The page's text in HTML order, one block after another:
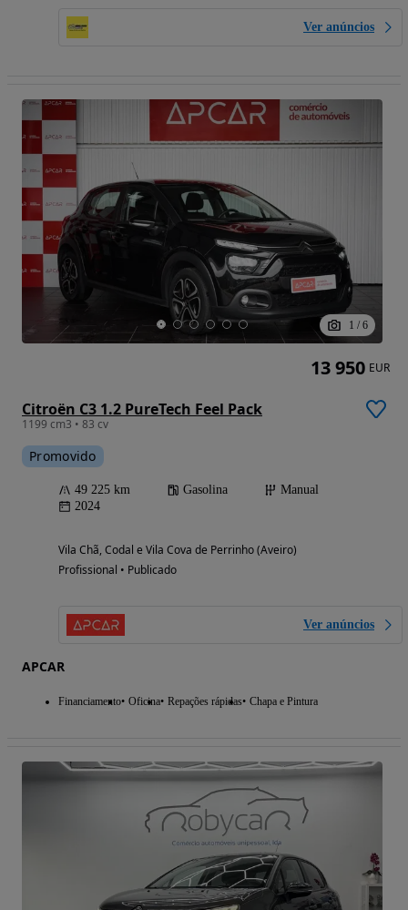
Ver anúncios
1 / 6
Citroën C3 1.2 PureTech Feel Pack
1199 cm3 • 83 cv
Promovido
49 225 km Gasolina
Manual
2024
Vila Chã, Codal e Vila Cova de Perrinho (Aveiro)
Profissional • Publicado
Ver anúncios
APCAR
Financiamento Oficina Repações rápidas Chapa e Pintura
13 950 EUR